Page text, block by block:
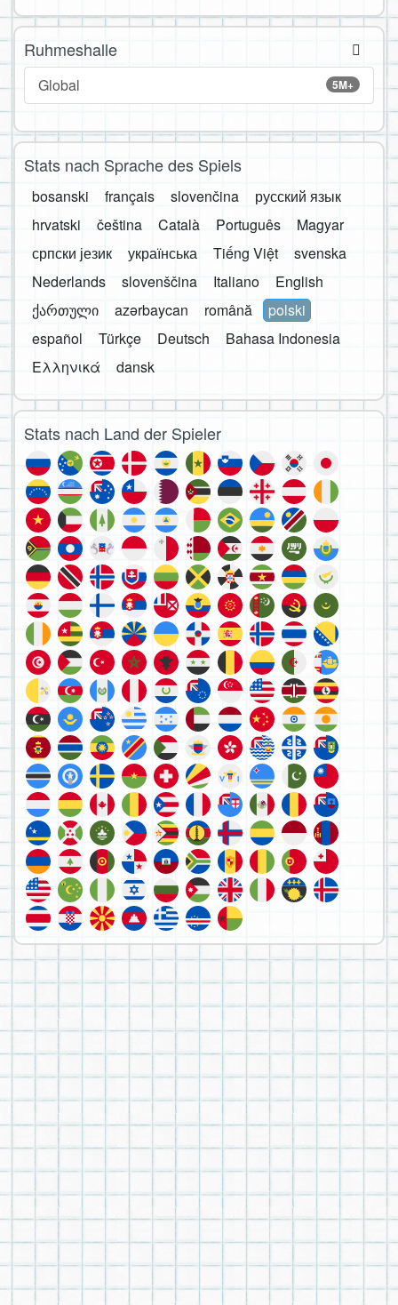
Ruhmeshalle
5M+
Global
Stats nach Sprache des Spiels
bosanski français slovenčina
русский язык
hrvatski
čeština Català Português
Magyar
српски језик
українська Tiếng Việt
svenska
Nederlands
slovenščina Italiano
English
ქართული
azərbaycan română
polski
español
Türkçe Deutsch
Bahasa Indonesia
Ελληνικά
dansk
Stats nach Land der Spieler